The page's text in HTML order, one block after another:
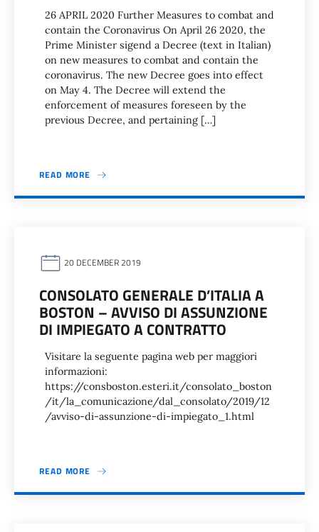
26 APRIL 2020 Further Measures to combat and
contain the Coronavirus On April 26 2020, the
Prime Minister sigend a Decree (text in Italian)
on new measures to combat and contain the
coronavirus. The new Decree goes into effect
on May 4. The Decree will extend the
enforcement of measures foreseen by the
previous Decree, and pertaining […]
READ MORE
20 DECEMBER 2019
CONSOLATO GENERALE D’ITALIA A
BOSTON – AVVISO DI ASSUNZIONE
DI IMPIEGATO A CONTRATTO
Visitare la seguente pagina web per maggiori
informazioni:
https://consboston.esteri.it/consolato_boston
/it/la_comunicazione/dal_consolato/2019/12
/avviso-di-assunzione-di-impiegato_1.html
READ MORE